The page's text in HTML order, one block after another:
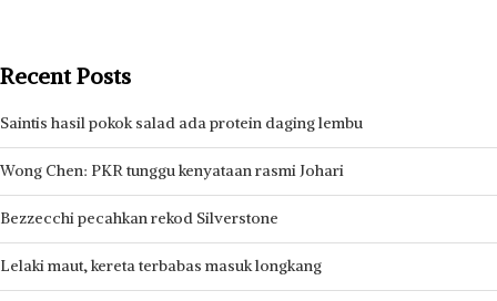
Recent Posts
Saintis hasil pokok salad ada protein daging lembu
Wong Chen: PKR tunggu kenyataan rasmi Johari
Bezzecchi pecahkan rekod Silverstone
Lelaki maut, kereta terbabas masuk longkang